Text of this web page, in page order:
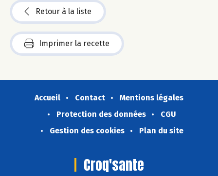
Retour à la liste
Imprimer la recette
Accueil Contact
Mentions légales
Protection des données
CGU
Gestion des cookies
Plan du site
Croq'sante